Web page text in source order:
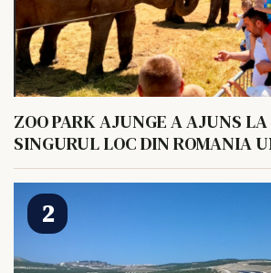
ZOO PARK AJUNGE A AJUNS
SINGURUL LOC DIN ROMANIA
HRANI UN ELEFANT